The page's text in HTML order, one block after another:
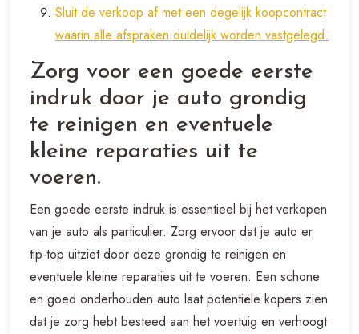
Sluit de verkoop af met een degelijk koopcontract
waarin alle afspraken duidelijk worden vastgelegd.
Zorg voor een goede eerste
indruk door je auto grondig
te reinigen en eventuele
kleine reparaties uit te
voeren.
Een goede eerste indruk is essentieel bij het verkopen
van je auto als particulier. Zorg ervoor dat je auto er
tip-top uitziet door deze grondig te reinigen en
eventuele kleine reparaties uit te voeren. Een schone
en goed onderhouden auto laat potentiële kopers zien
dat je zorg hebt besteed aan het voertuig en verhoogt